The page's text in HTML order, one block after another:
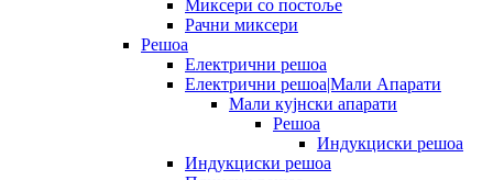
Миксери со постоље
Рачни миксери
Решоа
Електрични решоа
Електрични решоа|Мали Апарати
Мали кујнски апарати
Решоа
Индукциски решоа
Индукциски решоа